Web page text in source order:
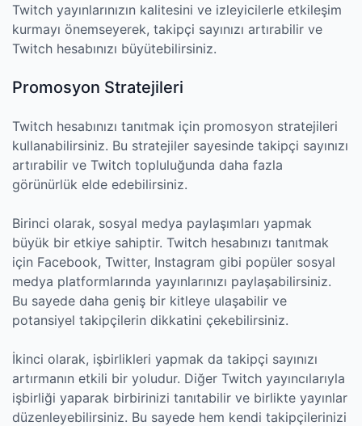
Twitch yayınlarınızın kalitesini ve izleyicilerle etkileşim
kurmayı önemseyerek, takipçi sayınızı artırabilir ve
Twitch hesabınızı büyütebilirsiniz.
Promosyon Stratejileri
Twitch hesabınızı tanıtmak için promosyon stratejileri
kullanabilirsiniz. Bu stratejiler sayesinde takipçi sayınızı
artırabilir ve Twitch topluluğunda daha fazla
görünürlük elde edebilirsiniz.
Birinci olarak, sosyal medya paylaşımları yapmak
büyük bir etkiye sahiptir. Twitch hesabınızı tanıtmak
için Facebook, Twitter, Instagram gibi popüler sosyal
medya platformlarında yayınlarınızı paylaşabilirsiniz.
Bu sayede daha geniş bir kitleye ulaşabilir ve
potansiyel takipçilerin dikkatini çekebilirsiniz.
İkinci olarak, işbirlikleri yapmak da takipçi sayınızı
artırmanın etkili bir yoludur. Diğer Twitch yayıncılarıyla
işbirliği yaparak birbirinizi tanıtabilir ve birlikte yayınlar
düzenleyebilirsiniz. Bu sayede hem kendi takipçilerinizi